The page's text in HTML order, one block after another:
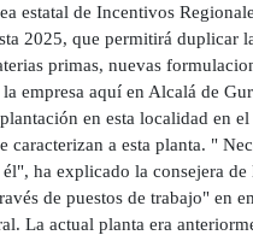
estatal de Incentivos
2025, que permitirá duplicar
primas, nuevas
la empresa aquí en Alcalá de
en esta localidad en
caracterizan a esta planta. "
él", ha explicado la consejera
de puestos de trabajo" en
La actual planta era